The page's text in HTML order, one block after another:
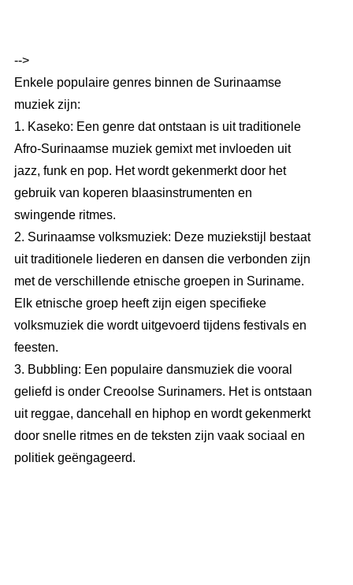
-->
Enkele populaire genres binnen de Surinaamse
muziek zijn:
1. Kaseko: Een genre dat ontstaan is uit traditionele
Afro-Surinaamse muziek gemixt met invloeden uit
jazz, funk en pop. Het wordt gekenmerkt door het
gebruik van koperen blaasinstrumenten en
swingende ritmes.
2. Surinaamse volksmuziek: Deze muziekstijl bestaat
uit traditionele liederen en dansen die verbonden zijn
met de verschillende etnische groepen in Suriname.
Elk etnische groep heeft zijn eigen specifieke
volksmuziek die wordt uitgevoerd tijdens festivals en
feesten.
3. Bubbling: Een populaire dansmuziek die vooral
geliefd is onder Creoolse Surinamers. Het is ontstaan ​​
uit reggae, dancehall en hiphop en wordt gekenmerkt
door snelle ritmes en de teksten zijn vaak sociaal en
politiek geëngageerd.